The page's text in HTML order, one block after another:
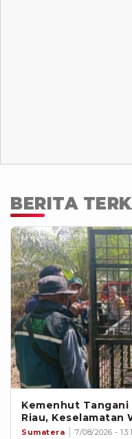
BERITA
Kemenhut
Riau, Keselamatan
Sumatera 7/08/2026 -